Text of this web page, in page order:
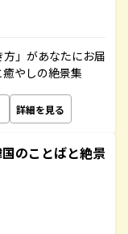
」があなたにお届
やしの絶景集
詳細を見る
のことばと絶景